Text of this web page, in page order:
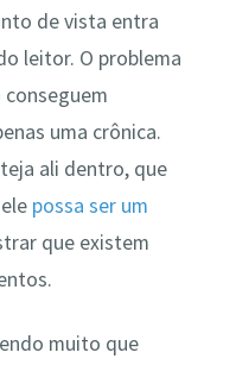
de vista entra
leitor. O problema
conseguem
uma crônica.
ali dentro, que
possa ser um
que existem
muito que